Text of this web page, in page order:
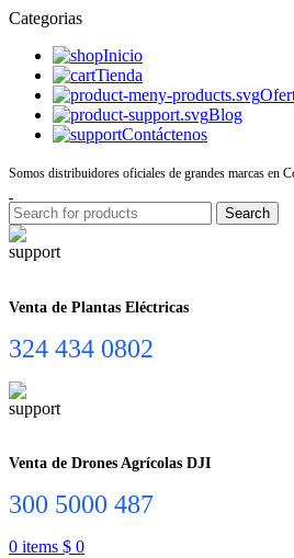
Categorias
Inicio
Tienda
Blog
Contáctenos
Somos distribuidores oficiales de grandes marcas en
Search
Venta de Plantas Eléctricas
324 434 0802
Venta de Drones Agrícolas DJI
300 5000 487
0 items $ 0